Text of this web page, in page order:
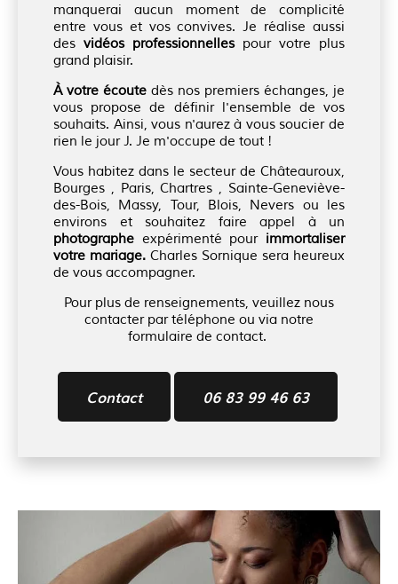
manquerai aucun moment de complicité
entre vous et vos convives. Je réalise aussi
des vidéos professionnellespour votre plus
grand plaisir.
À votre écoute dès nos premiers échanges, je
vous propose de définir l'ensemble de vos
souhaits. Ainsi, vous n'aurez à vous soucier de
rien le jour J. Je m'occupe de tout !
Vous habitez dans le secteur de Châteauroux,
Bourges , Paris, Chartres , Sainte-Geneviève-
des-Bois, Massy, Tour, Blois, Nevers ou les
environs et souhaitez faire appel à un
photographe expérimenté pour immortaliser
votre mariage. Charles Sornique sera heureux
de vous accompagner.
Pour plus de renseignements, veuillez nous
contacter par téléphone ou via notre
formulaire de contact.
Contact 06 83 99 46 63